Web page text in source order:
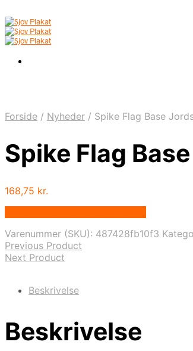
Forside / Nyheder / Spike Flag Base
Spike Flag
168,75 kr.
Varenummer (SKU): 487428fb10f3
Previous Product
Next Product
Beskrivelse
Beskrivelse